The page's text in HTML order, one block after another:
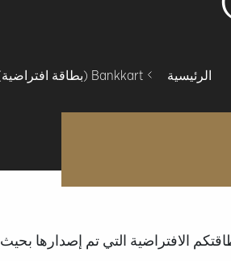
الرئيسية Bankkart (بطاقة افتراضية)
الافتراضية التي تم إصدارها بحيث